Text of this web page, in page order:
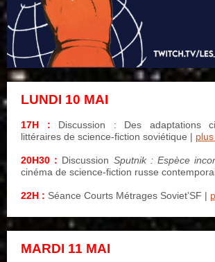
LUNDI 10 MAI
17H : Discussion : Des adaptations
littéraires de science-fiction soviétique | plus
20H30 : Discussion Sputnik : Espèce
cinéma de science-fiction russe
22H : Séance Courts Métrages Soviet’SF |
MARDI 11 MAI